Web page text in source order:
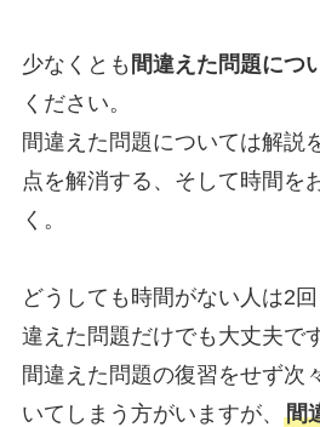
少なくとも 間違えた問題につ
ください。
間違えた問題については解説
点を解消する、そして時間を
く。
どうしても時間がない人は2
違えた問題だけでも大丈夫で
間違えた問題の復習をせず次
いてしまう方がいますが、 間